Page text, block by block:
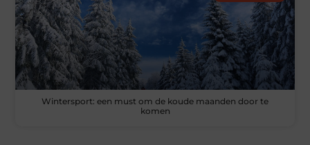
Wintersport: een must om de koude maanden door te
komen